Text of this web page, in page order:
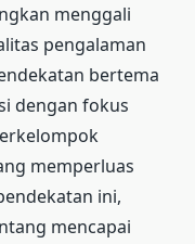
menggali
pengalaman
bertema
dengan fokus
memperluas
ini,
mencapai